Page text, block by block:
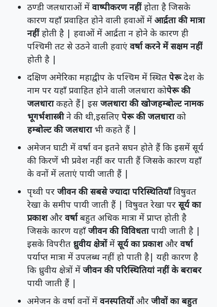
ठण्डी जलधाराओं में वाष्पीकरण नहींहोता है जिसके
कारण यहाँ प्रवाहित होने वाली हवाओं में आर्द्रता की मात्रा
नहींहोती है | हवाओं में आर्द्रता न होने के कारण ही
पश्चिमी तट से उठने वाली हवाएं वर्षा करने में सक्षम नहीं
होती है |
दक्षिण अमेरिका महाद्वीप के पश्चिम में स्थित पेरूदेश के
नाम पर यहाँ प्रवाहित होने वाली जलधारा कोपेरू की
जलधाराकहते हैं| इसजलधारा की खोजहम्बोल्ट नामक
भूगर्भशास्त्रीने की थी,इसलिए पेरू की जलधाराको
हम्बोल्ट की जलधारा भी कहते हैं |
अमेजन घाटी में वर्षा वन इतने सघन होते हैं कि इसमें सूर्य
की किरणें भी प्रवेश नहीं कर पाती हैं जिसके कारण यहाँ
के वनों में लताएं पायी जाती हैं |
पृथ्वी पर जीवन की सबसे ज्यादा परिस्थितियाँविषुवत
रेखा के समीप पायी जाती हैं | विषुवत रेखा पर सूर्य का
प्रकाशऔर वर्षाबहुत अधिक मात्रा में प्राप्त होती है
जिसके कारण यहाँजीवन की विविधतापायी जाती है |
इसके विपरीत ध्रुवीय क्षेत्रोंमें सूर्य का प्रकाशऔर वर्षा
पर्याप्त मात्रा में उपलब्ध नहीं हो पाती है| यही कारण है
कि ध्रुवीय क्षेत्रों में जीवन की परिस्थितियां नहीं के बराबर
पायी जाती हैं |
अमेजन के वर्षा वनों में वनस्पतियोंऔर जीवों का बहुत